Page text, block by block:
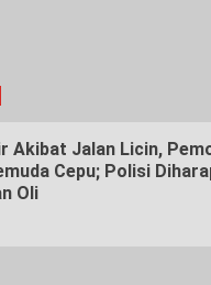
Akibat Jalan Licin,
Cepu; Polisi
Oli